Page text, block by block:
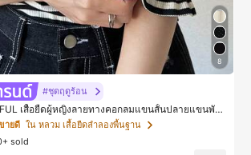
8
#ชุดฤดูร้อน
เสื้อยืดผู้หญิงลายทางคอกลมแขนสั้นปลายแขนพับ
ดกราฟิกฤดูร้อน
ายดี ใน หลวม เสื้อยืดลำลองพื้นฐาน
sold